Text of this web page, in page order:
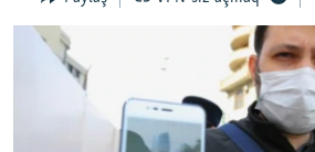
QANUNI DOĞRU
ARAŞDIRMA
MULTIMEDIA